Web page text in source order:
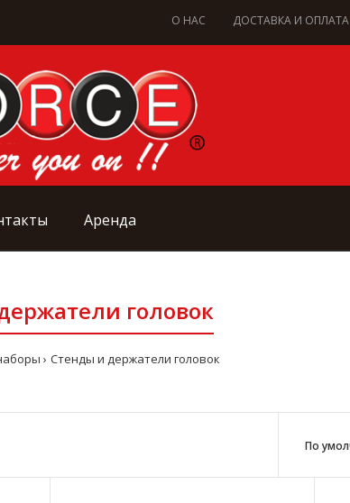
О НАС ДОСТАВКА И ОПЛАТА
Аренда
головок
Стенды и держатели головок